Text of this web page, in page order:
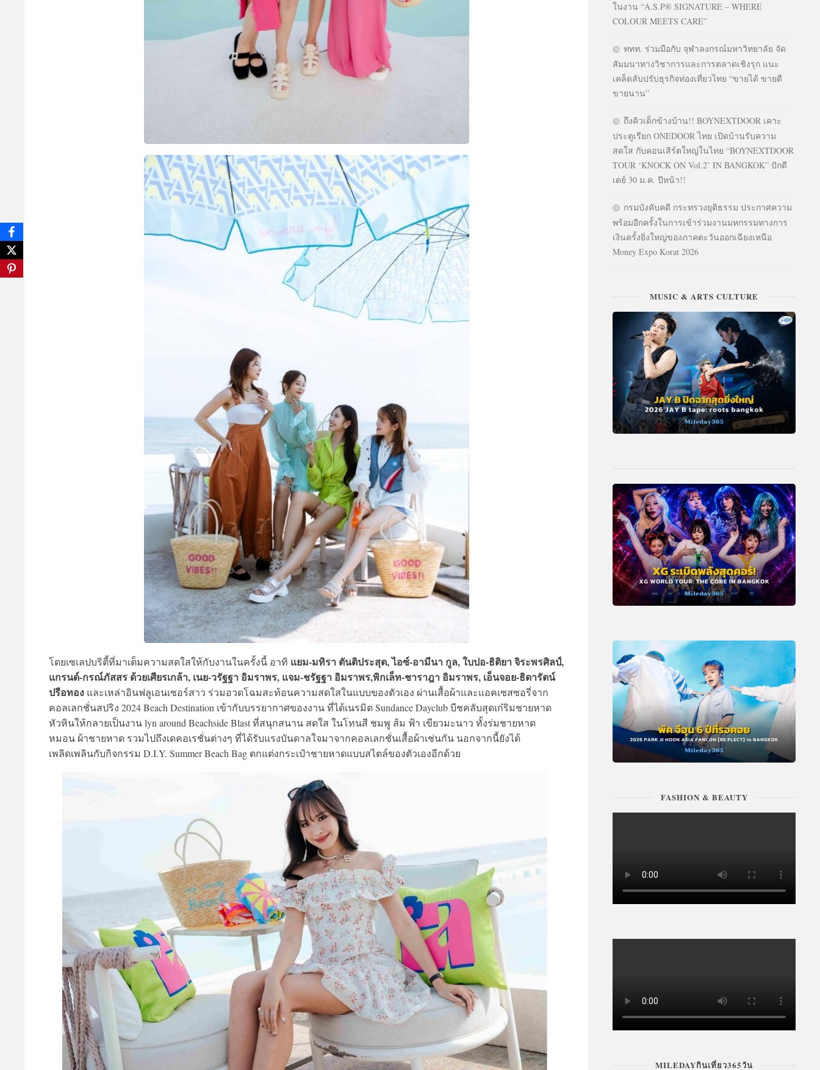
โดยเซเลปบริตี้ที่มาเต็มความสดใสให้กับงานในครั้งนี้ อาทิ แยม-มทิรา ตันติประสุต, ไอซ์-อามีนา กูล, ใบปอ-ธิติยา จิระพรศิลป์,
แกรนด์-กรณ์ภัสสร ด้วยเศียรเกล้า, เนย-วรัฐฐา อิมราพร, แจม-ชรัฐฐา อิมราพร,​พิกเล็ท-ชาราฎา อิมราพร, เอ็นจอย-ธิดารัตน์
ปรือทอง และเหล่าอินฟลูเอนเซอร์สาว ร่วมอวดโฉมสะท้อนความสดใสในแบบของตัวเอง ผ่านเสื้อผ้าและแอคเซสซอรี่จาก
คอลเลกชั่นสปริง 2024 Beach Destination เข้ากับบรรยากาศของงาน ที่ได้เนรมิต Sundance Dayclub บีชคลับสุดเก๋ริมชายหาด
หัวหินให้กลายเป็นงาน lyn around Beachside Blast ที่สนุกสนาน สดใส ในโทนสี ชมพู ส้ม ฟ้า เขียวมะนาว ทั้งร่มชายหาด
หมอน ผ้าชายหาด รวมไปถึงเดคอเรชั่นต่างๆ ที่ได้รับแรงบันดาลใจมาจากคอลเลกชั่นเสื้อผ้าเช่นกัน นอกจากนี้ยังได้
เพลิดเพลินกับกิจกรรม D.I.Y. Summer Beach Bag ตกแต่งกระเป๋าชายหาดแบบสไตล์ของตัวเองอีกด้วย
ในงาน “A.S.P® SIGNATURE – WHERE
COLOUR MEETS CARE”
ททท. ร่วมมือกับ จุฬาลงกรณ์มหาวิทยาลัย จัด
สัมมนาทางวิชาการและการตลาดเชิงรุก แนะ
เคล็ดลับปรับธุรกิจท่องเที่ยวไทย “ขายได้ ขายดี
ขายนาน”
ถึงคิวเด็กข้างบ้าน!! BOYNEXTDOOR เคาะ
ประตูเรียก ONEDOOR ไทย เปิดบ้านรับความ
สดใส กับคอนเสิร์ตใหญ่ในไทย “BOYNEXTDOOR
TOUR ‘KNOCK ON Vol.2’ IN BANGKOK” ปักดี
เดย์ 30 ม.ค. ปีหน้า!!
กรมบังคับคดี กระทรวงยุติธรรม ประกาศความ
พร้อมอีกครั้งในการเข้าร่วมงานมหกรรมทางการ
เงินครั้งยิ่งใหญ่ของภาคตะวันออกเฉียงเหนือ
Money Expo Korat 2026
MUSIC & ARTS CULTURE
FASHION & BEAUTY
MILEDAYกินเที่ยว365วัน